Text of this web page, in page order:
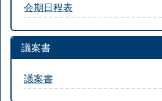
会期日程表
議案書
議案書